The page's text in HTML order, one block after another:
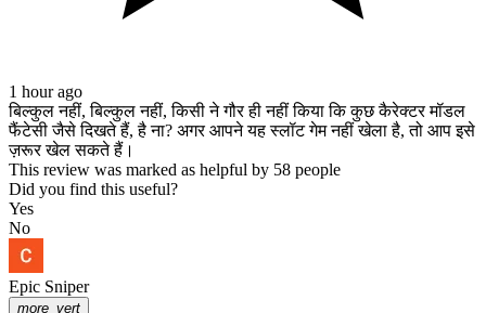
1 hour ago
बिल्कुल नहीं, बिल्कुल नहीं, किसी ने गौर ही नहीं किया कि कुछ कैरेक्टर मॉडल
फैंटेसी जैसे दिखते हैं, है ना? अगर आपने यह स्लॉट गेम नहीं खेला है, तो आप इसे
ज़रूर खेल सकते हैं।
This review was marked as helpful by 58 people
Did you find this useful?
Yes
No
Epic Sniper
more_vert